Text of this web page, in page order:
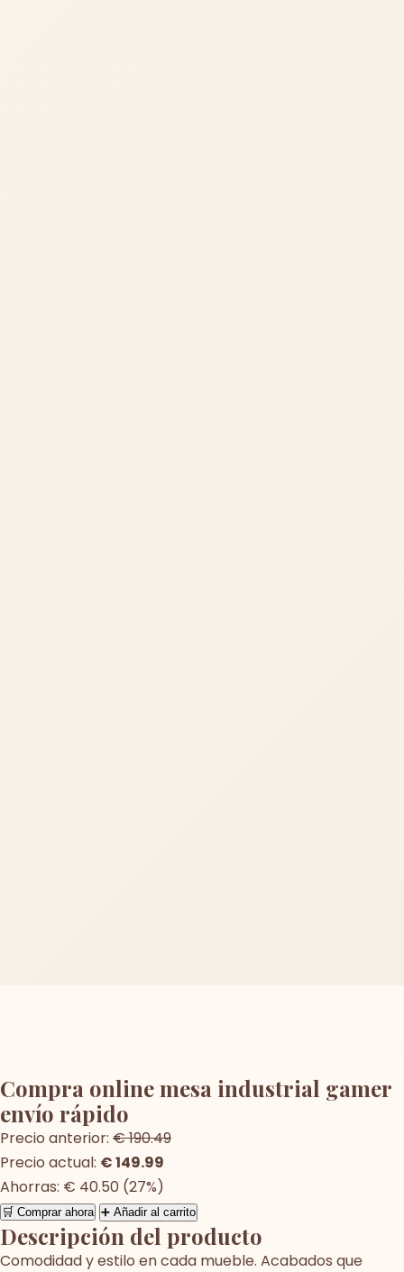
Compra online mesa industrial gamer
envío rápido
Precio anterior: € 190.49
Precio actual: € 149.99
Ahorras: € 40.50 (27%)
🛒 Comprar ahora ➕ Añadir al carrito
Descripción del producto
Comodidad y estilo en cada mueble. Acabados que